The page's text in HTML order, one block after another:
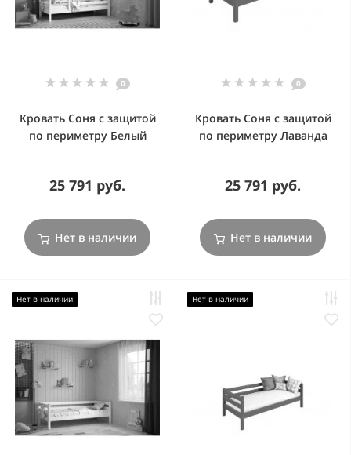
0
Кровать Соня с защитой
по периметру Белый
25 791 руб.
Нет в наличии
0
Кровать Соня с защитой
по периметру Лаванда
25 791 руб.
Нет в наличии
Нет в наличии Нет в наличии